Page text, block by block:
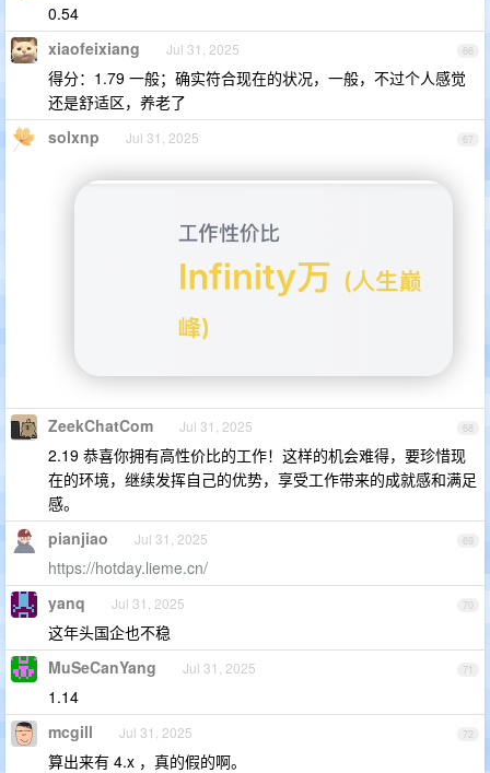
0.54
66
xiaofeixiang Jul 31, 2025
得分：1.79 一般；确实符合现在的状况，一般，不过个人感觉
还是舒适区，养老了
67
solxnp Jul 31, 2025
68
ZeekChatCom Jul 31, 2025
2.19 恭喜你拥有高性价比的工作！这样的机会难得，要珍惜现
在的环境，继续发挥自己的优势，享受工作带来的成就感和满足
感。
69
pianjiao Jul 31, 2025
https://hotday.lieme.cn/
70
yanq Jul 31, 2025
这年头国企也不稳
71
MuSeCanYang Jul 31, 2025
1.14
72
mcgill Jul 31, 2025
算出来有 4.x ，真的假的啊。